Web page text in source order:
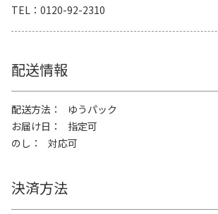
TEL
0120-92-2310
配送情報
配送方法
ゆうパック
お届け日
指定可
のし
対応可
決済方法